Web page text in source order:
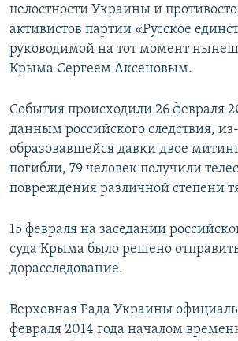
целостности Украины и
активистов партии «Русское
руководимой на тот момент
Крыма Сергеем Аксеновым.
События происходили 26 февраля
данным российского следствия,
образовавшейся давки двое
погибли, 79 человек получили
повреждения различной степени
15 февраля на заседании
суда Крыма было решено
дорасследование.
Верховная Рада Украины
февраля 2014 года началом